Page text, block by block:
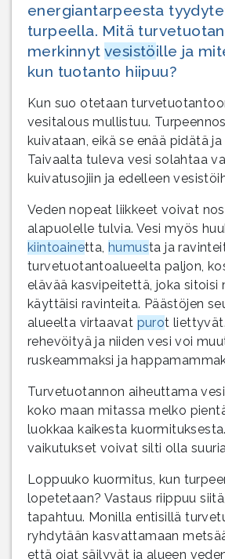
energiantarpeesta
turpeella. Mitä
merkinnytvesistöille ja
kun tuotanto hiipuu?
Kun suo otetaan
vesitalous mullistuu.
kuivataan, eikä se enää pidätä
Taivaalta tuleva vesi solahtaa
kuivatusojiin ja edelleen
Veden nopeat liikkeet voivat
alapuolelle tulvia. Vesi myös
kiintoainetta, humusta ja
turvetuotantoalueelta paljon,
elävää kasvipeitettä, joka sitoisi
käyttäisi ravinteita. Päästöjen
alueelta virtaavat purot
rehevöityä ja niiden vesi voi
ruskeammaksi ja
Turvetuotannon aiheuttama
koko maan mitassa melko
luokkaa kaikesta
vaikutukset voivat silti olla
Loppuuko kuormitus, kun
lopetetaan? Vastaus riippuu
tapahtuu. Monilla entisillä
ryhdytään kasvattamaan
että ojat säilyvät ja alueen